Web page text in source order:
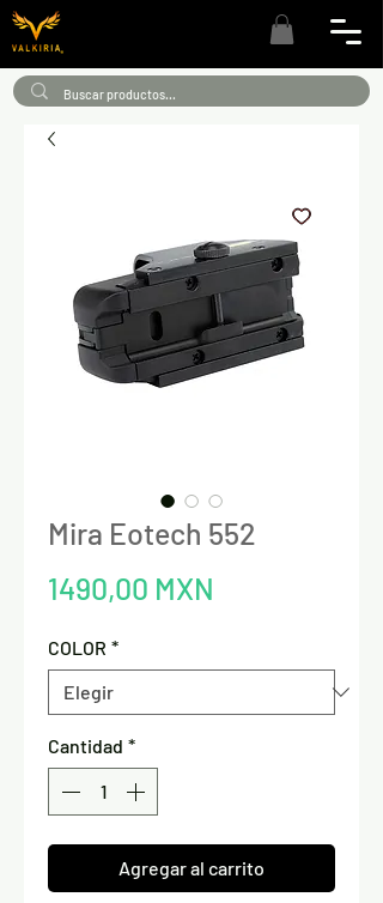
Mira Eotech 552
1490,00 MXN
COLOR *
Cantidad *
Agregar al carrito